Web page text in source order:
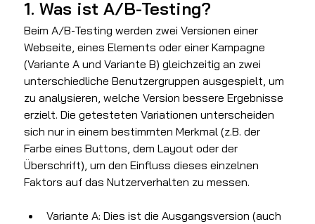
1. Was ist A/B-Testing?
Beim A/B-Testing werden zwei Versionen einer
Webseite, eines Elements oder einer Kampagne
(Variante A und Variante B) gleichzeitig an zwei
unterschiedliche Benutzergruppen ausgespielt, um
zu analysieren, welche Version bessere Ergebnisse
erzielt. Die getesteten Variationen unterscheiden
sich nur in einem bestimmten Merkmal (z.B. der
Farbe eines Buttons, dem Layout oder der
Überschrift), um den Einfluss dieses einzelnen
Faktors auf das Nutzerverhalten zu messen.
Variante A: Dies ist die Ausgangsversion (auch